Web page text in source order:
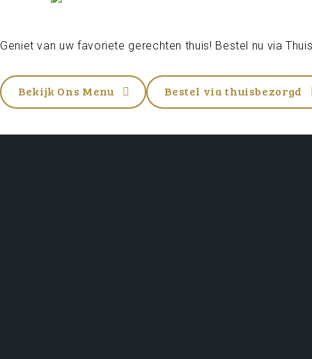
Geniet van uw favoriete gerechten thuis! Bestel nu via
Bekijk Ons Menu Bestel via thuisbezorgd